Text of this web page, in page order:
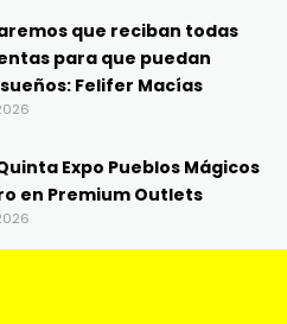
que reciban todas
para que puedan
Felifer Macías
Expo Pueblos Mágicos
en Premium Outlets